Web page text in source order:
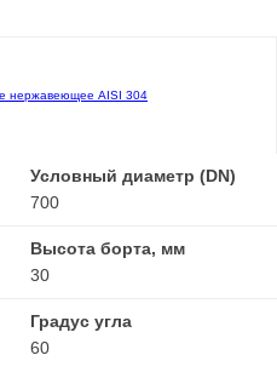
Условный диаметр (DN)
700
Высота борта, мм
30
Градус угла
60